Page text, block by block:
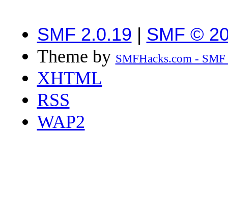
SMF 2.0.19 | SMF ©
Theme by SMFHacks.com -
XHTML
RSS
WAP2